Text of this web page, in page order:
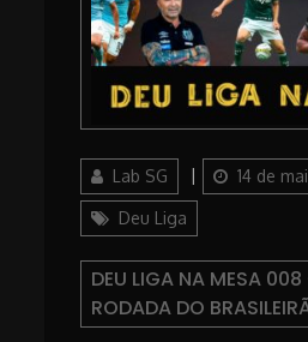
AuthorLab SG
Posted
on
14 de
Deu Liga
DEU LIGA NA MESA
RODADA DO